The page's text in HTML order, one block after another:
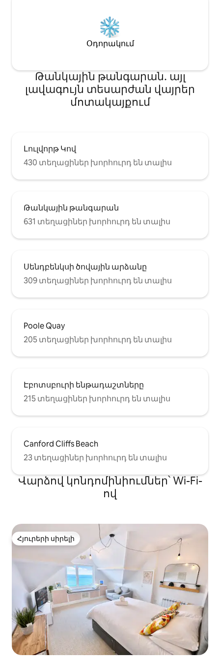
Օդորակում
Թանկային թանգարան․ այլ
լավագույն տեսարժան վայրեր
մոտակայքում
Լուլվորթ Կով
430 տեղացիներ խորհուրդ են տալիս
Թանկային թանգարան
631 տեղացիներ խորհուրդ են տալիս
Սենդբենկսի ծովային արձանը
309 տեղացիներ խորհուրդ են տալիս
Poole Quay
205 տեղացիներ խորհուրդ են տալիս
Էբոտսբուրի ենթադաշտները
215 տեղացիներ խորհուրդ են տալիս
Canford Cliffs Beach
23 տեղացիներ խորհուրդ են տալիս
Վարձով կոնդոմինիումներ՝ Wi-Fi-
ով
Հյուրերի սիրելի
Հյուրերի սիրելի